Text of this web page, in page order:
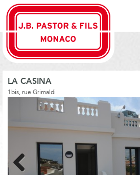
LA CASINA
1bis, rue Grimaldi